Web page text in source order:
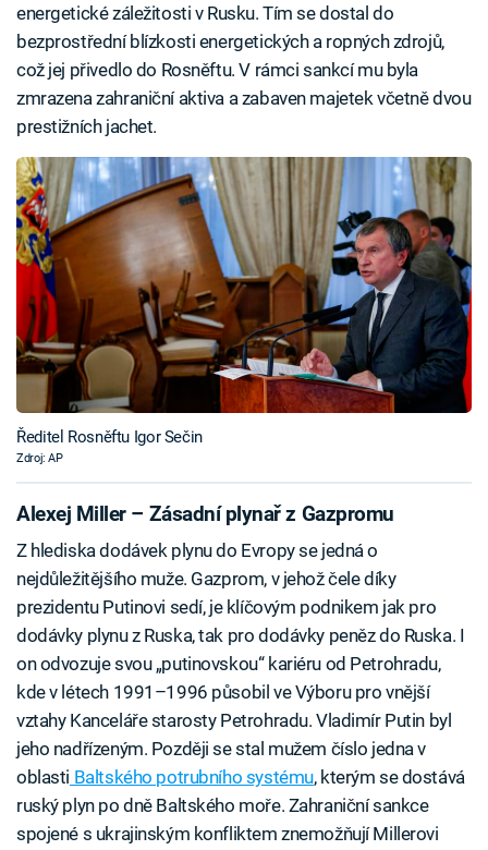
energetické záležitosti v Rusku. Tím se dostal do
bezprostřední blízkosti energetických a ropných zdrojů,
což jej přivedlo do Rosněftu. V rámci sankcí mu byla
zmrazena zahraniční aktiva a zabaven majetek včetně dvou
prestižních jachet.
Ředitel Rosněftu Igor Sečin
Zdroj: AP
Alexej Miller – Zásadní plynař z Gazpromu
Z hlediska dodávek plynu do Evropy se jedná o
nejdůležitějšího muže. Gazprom, v jehož čele díky
prezidentu Putinovi sedí, je klíčovým podnikem jak pro
dodávky plynu z Ruska, tak pro dodávky peněz do Ruska. I
on odvozuje svou „putinovskou“ kariéru od Petrohradu,
kde v létech 1991–1996 působil ve Výboru pro vnější
vztahy Kanceláře starosty Petrohradu. Vladimír Putin byl
jeho nadřízeným. Později se stal mužem číslo jedna v
oblasti Baltského potrubního systému, kterým se dostává
ruský plyn po dně Baltského moře. Zahraniční sankce
spojené s ukrajinským konfliktem znemožňují Millerovi